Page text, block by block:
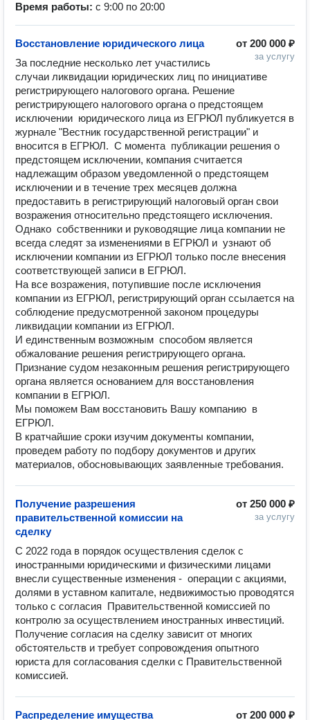
Время работы: с 9:00 по 20:00
от 200 000 ₽
за услугу
Восстановление юридического лица
За последние несколько лет участились
случаи ликвидации юридических лиц по инициативе
регистрирующего налогового органа. Решение
регистрирующего налогового органа о предстоящем
исключении  юридического лица из ЕГРЮЛ публикуется в
журнале "Вестник государственной регистрации" и
вносится в ЕГРЮЛ.  С момента  публикации решения о
предстоящем исключении, компания считается
надлежащим образом уведомленной о предстоящем
исключении и в течение трех месяцев должна
предоставить в регистрирующий налоговый орган свои
возражения относительно предстоящего исключения.
Однако  собственники и руководящие лица компании не
всегда следят за изменениями в ЕГРЮЛ и  узнают об
исключении компании из ЕГРЮЛ только после внесения
соответствующей записи в ЕГРЮЛ.
На все возражения, потупившие после исключения
компании из ЕГРЮЛ, регистрирующий орган ссылается на
соблюдение предусмотренной законом процедуры
ликвидации компании из ЕГРЮЛ.
И единственным возможным  способом является
обжалование решения регистрирующего органа.
Признание судом незаконным решения регистрирующего
органа является основанием для восстановления
компании в ЕГРЮЛ.
Мы поможем Вам восстановить Вашу компанию  в
ЕГРЮЛ.
В кратчайшие сроки изучим документы компании,
проведем работу по подбору документов и других
от 250 000 ₽
за услугу
Получение разрешения
правительственной комиссии на
сделку
C 2022 года в порядок осуществления сделок с
иностранными юридическими и физическими лицами
внесли существенные изменения -  операции с акциями,
долями в уставном капитале, недвижимостью проводятся
только с согласия  Правительственной комиссией по
контролю за осуществлением иностранных инвестиций.
Получение согласия на сделку зависит от многих
обстоятельств и требует сопровождения опытного
юриста для согласования сделки с Правительственной
от 200 000 ₽
Распределение имущества